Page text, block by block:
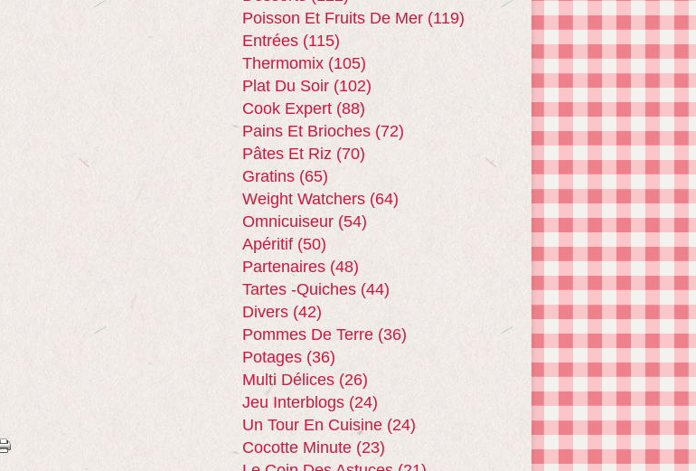
Poisson Et Fruits De Mer (119)
Entrées (115)
Thermomix (105)
Plat Du Soir (102)
Cook Expert (88)
Pains Et Brioches (72)
Pâtes Et Riz (70)
Gratins (65)
Weight Watchers (64)
Omnicuiseur (54)
Apéritif (50)
Partenaires (48)
Tartes -quiches (44)
Divers (42)
Pommes De Terre (36)
Potages (36)
Multi Délices (26)
Jeu Interblogs (24)
Un Tour En Cuisine (24)
Cocotte Minute (23)